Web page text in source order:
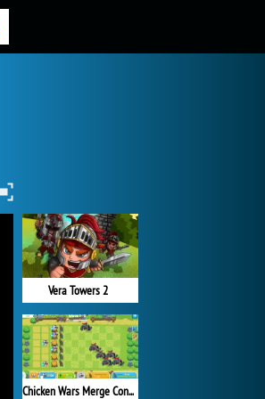
Vera Towers 2
Chicken Wars Merge Connect